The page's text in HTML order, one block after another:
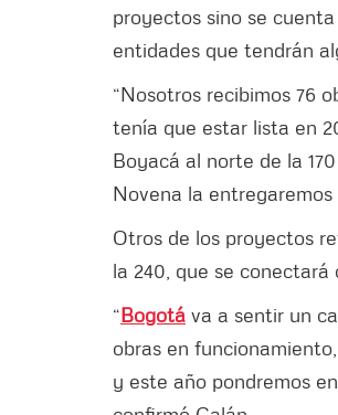
proyectos sino se
entidades que tendrán
“Nosotros recibimos 76
tenía que estar lista en
Boyacá al norte de la
Novena la
Otros de los proyectos
la 240, que se
“Bogotá va a sentir un
obras en
y este año pondremos